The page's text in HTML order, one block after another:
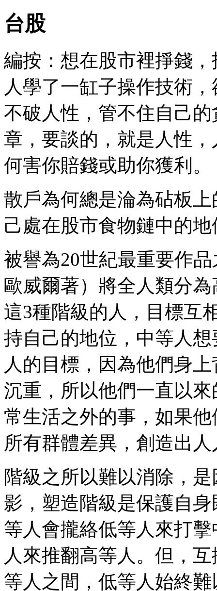
台股
編按：想在股市裡掙錢
人學了一缸子操作技術
不破人性，管不住自己
章，要談的，就是人性
何害你賠錢或助你獲利。
散戶為何總是淪為砧板
己處在股市食物鏈中的
被譽為20世紀最重要作
歐威爾著）將全人類分
這3種階級的人，目標互
持自己的地位，中等人
人的目標，因為他們身
沉重，所以他們一直以
常生活之外的事，如果
所有群體差異，創造出
階級之所以難以消除，
影，塑造階級是保護自
等人會攏絡低等人來打
人來推翻高等人。但，
等人之間，低等人始終